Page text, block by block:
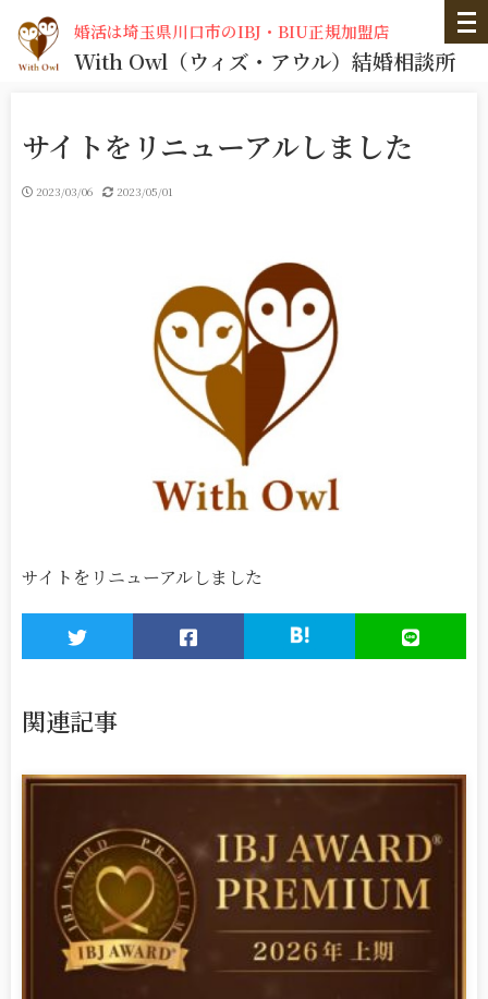
婚活は埼玉県川口市のIBJ・BIU正規加盟店
With Owl （ウィズ・アウル） 結婚相談所
サイトをリニューアルしました
2023/03/06 2023/05/01
サイトをリニューアルしました
関連記事